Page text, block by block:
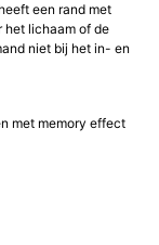
een rand met
het lichaam of de
niet bij het in- en
met memory effect